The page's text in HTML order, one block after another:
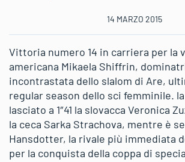
14 MARZO 2015
Vittoria numero 14 in carriera per la
americana Mikaela Shiffrin,
incontrastata dello slalom di Are,
regular season dello sci femminile.
lasciato a 1″41 la slovacca Veronica
la ceca Sarka Strachova, mentre è
Hansdotter, la rivale più immediata
per la conquista della coppa di